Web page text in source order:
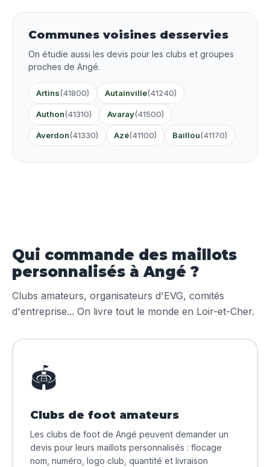
Communes voisines desservies
On étudie aussi les devis pour les clubs et groupes
proches de Angé.
Artins(41800) Autainville(41240)
Authon(41310) Avaray(41500)
Averdon(41330) Azé(41100) Baillou(41170)
Qui commande des maillots
personnalisés à Angé ?
Clubs amateurs, organisateurs d'EVG, comités
d'entreprise... On livre tout le monde en Loir-et-Cher.
🏟️
Clubs de foot amateurs
Les clubs de foot de Angé peuvent demander un
devis pour leurs maillots personnalisés : flocage
nom, numéro, logo club, quantité et livraison